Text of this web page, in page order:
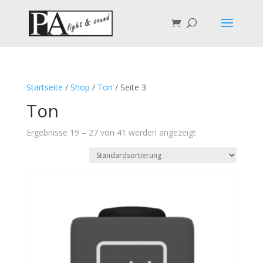
Startseite / Shop / Ton / Seite 3
Ton
Ergebnisse 19 – 27 von 41 werden angezeigt